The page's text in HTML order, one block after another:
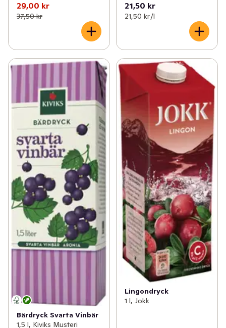
29,00 kr
37,50 kr
21,50 kr
21,50 kr /l
Bärdryck Svarta Vinbär
1,5 l, Kiviks Musteri
Lingondryck
1 l, Jokk